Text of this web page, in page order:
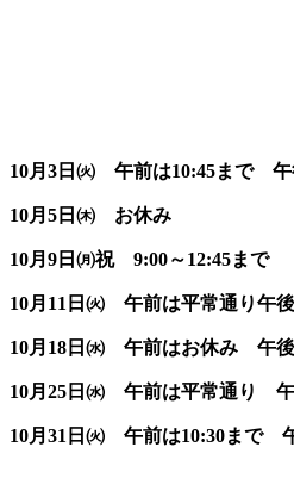
10月3日㈫ 午前は10:45まで 午
10月5日㈭ お休み
10月9日㈪祝 9:00～12:45まで
10月11日㈫ 午前は平常通り午
10月18日㈬ 午前はお休み 午後
10月25日㈬ 午前は平常通り
10月31日㈫ 午前は10:30まで